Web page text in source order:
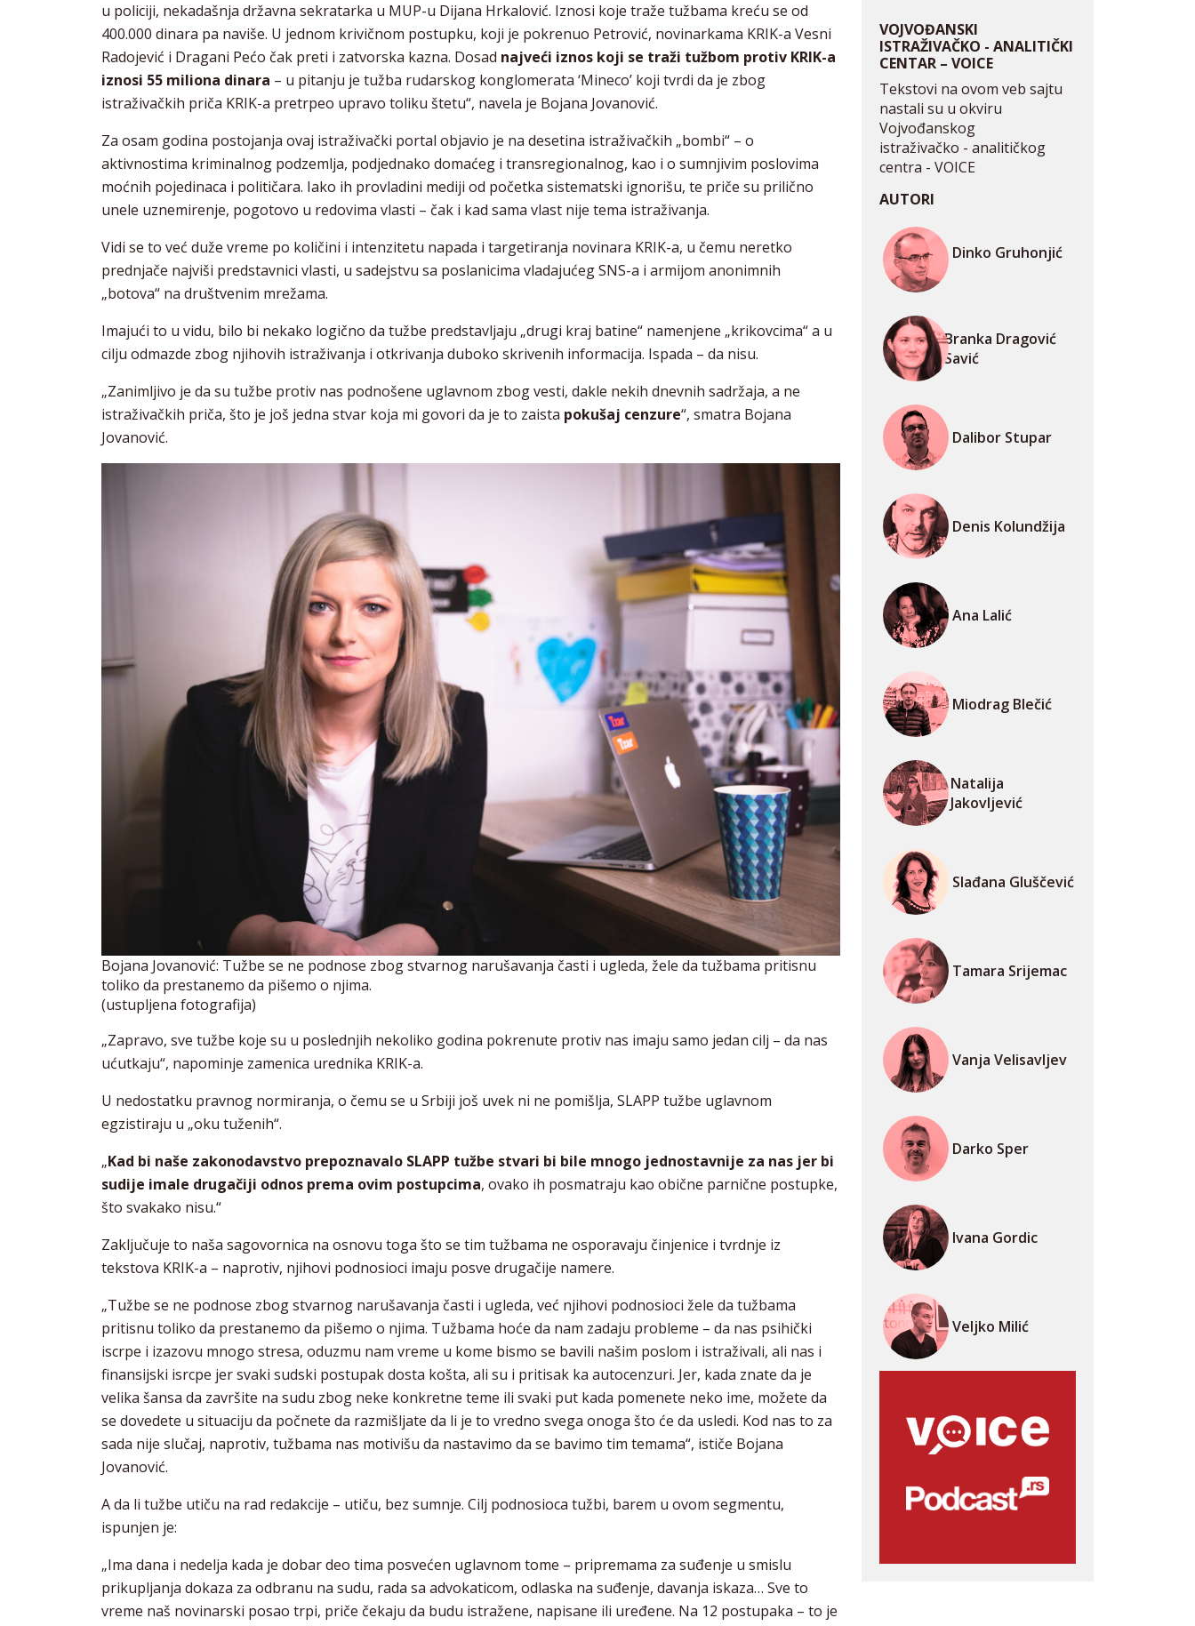
u policiji, nekadašnja državna sekratarka u MUP-u Dijana Hrkalović. Iznosi koje traže tužbama kreću se od
400.000 dinara pa naviše. U jednom krivičnom postupku, koji je pokrenuo Petrović, novinarkama KRIK-a Vesni
Radojević i Dragani Pećo čak preti i zatvorska kazna. Dosad najveći iznos koji se traži tužbom protiv KRIK-a
iznosi 55 miliona dinara – u pitanju je tužba rudarskog konglomerata ‘Mineco’ koji tvrdi da je zbog
istraživačkih priča KRIK-a pretrpeo upravo toliku štetu“, navela je Bojana Jovanović.
Za osam godina postojanja ovaj istraživački portal objavio je na desetina istraživačkih „bombi“ – o
aktivnostima kriminalnog podzemlja, podjednako domaćeg i transregionalnog, kao i o sumnjivim poslovima
moćnih pojedinaca i političara. Iako ih provladini mediji od početka sistematski ignorišu, te priče su prilično
unele uznemirenje, pogotovo u redovima vlasti – čak i kad sama vlast nije tema istraživanja.
Vidi se to već duže vreme po količini i intenzitetu napada i targetiranja novinara KRIK-a, u čemu neretko
prednjače najviši predstavnici vlasti, u sadejstvu sa poslanicima vladajućeg SNS-a i armijom anonimnih
„botova“ na društvenim mrežama.
Imajući to u vidu, bilo bi nekako logično da tužbe predstavljaju „drugi kraj batine“ namenjene „krikovcima“ a u
cilju odmazde zbog njihovih istraživanja i otkrivanja duboko skrivenih informacija. Ispada – da nisu.
„Zanimljivo je da su tužbe protiv nas podnošene uglavnom zbog vesti, dakle nekih dnevnih sadržaja, a ne
istraživačkih priča, što je još jedna stvar koja mi govori da je to zaista pokušaj cenzure“, smatra Bojana
Jovanović.
Bojana Jovanović: Tužbe se ne podnose zbog stvarnog narušavanja časti i ugleda, žele da tužbama pritisnu
toliko da prestanemo da pišemo o njima.
(ustupljena fotografija)
„Zapravo, sve tužbe koje su u poslednjih nekoliko godina pokrenute protiv nas imaju samo jedan cilj – da nas
ućutkaju“, napominje zamenica urednika KRIK-a.
U nedostatku pravnog normiranja, o čemu se u Srbiji još uvek ni ne pomišlja, SLAPP tužbe uglavnom
egzistiraju u „oku tuženih“.
„Kad bi naše zakonodavstvo prepoznavalo SLAPP tužbe stvari bi bile mnogo jednostavnije za nas jer bi
sudije imale drugačiji odnos prema ovim postupcima, ovako ih posmatraju kao obične parnične postupke,
što svakako nisu.“
Zaključuje to naša sagovornica na osnovu toga što se tim tužbama ne osporavaju činjenice i tvrdnje iz
tekstova KRIK-a – naprotiv, njihovi podnosioci imaju posve drugačije namere.
„Tužbe se ne podnose zbog stvarnog narušavanja časti i ugleda, već njihovi podnosioci žele da tužbama
pritisnu toliko da prestanemo da pišemo o njima. Tužbama hoće da nam zadaju probleme – da nas psihički
iscrpe i izazovu mnogo stresa, oduzmu nam vreme u kome bismo se bavili našim poslom i istraživali, ali nas i
finansijski isrcpe jer svaki sudski postupak dosta košta, ali su i pritisak ka autocenzuri. Jer, kada znate da je
velika šansa da završite na sudu zbog neke konkretne teme ili svaki put kada pomenete neko ime, možete da
se dovedete u situaciju da počnete da razmišljate da li je to vredno svega onoga što će da usledi. Kod nas to za
sada nije slučaj, naprotiv, tužbama nas motivišu da nastavimo da se bavimo tim temama“, ističe Bojana
Jovanović.
A da li tužbe utiču na rad redakcije – utiču, bez sumnje. Cilj podnosioca tužbi, barem u ovom segmentu,
ispunjen je:
„Ima dana i nedelja kada je dobar deo tima posvećen uglavnom tome – pripremama za suđenje u smislu
prikupljanja dokaza za odbranu na sudu, rada sa advokaticom, odlaska na suđenje, davanja iskaza… Sve to
vreme naš novinarski posao trpi, priče čekaju da budu istražene, napisane ili uređene. Na 12 postupaka – to je
VOJVOĐANSKI
ISTRAŽIVAČKO - ANALITIČKI
CENTAR – VOICE
Tekstovi na ovom veb sajtu
nastali su u okviru
Vojvođanskog
istraživačko - analitičkog
centra - VOICE
AUTORI
Dinko Gruhonjić
Branka Dragović
Savić
Dalibor Stupar
Denis Kolundžija
Ana Lalić
Miodrag Blečić
Natalija
Jakovljević
Slađana Gluščević
Tamara Srijemac
Vanja Velisavljev
Darko Sper
Ivana Gordic
Veljko Milić